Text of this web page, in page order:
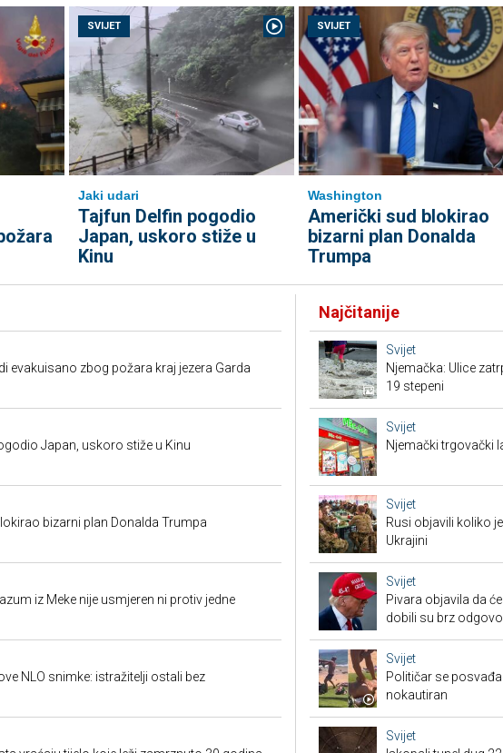
SVIJET
Jaki udari
Tajfun Delfin pogodio
Japan, uskoro stiže u
Kinu
SVIJET
Washington
Američki sud blokirao
bizarni plan Donalda
Trumpa
evakuisano zbog požara kraj jezera Garda
Japan, uskoro stiže u Kinu
bizarni plan Donalda Trumpa
iz Meke nije usmjeren ni protiv jedne
NLO snimke: istražitelji ostali bez
Najčitanije
Svijet
Njemačka: Ulice
19 stepeni
Svijet
Njemački trgovački
Svijet
Rusi objavili koliko
Ukrajini
Svijet
Pivara objavila da
dobili su brz
Svijet
Političar se
nokautiran
Svijet